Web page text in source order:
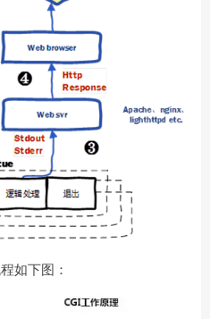
如下图：